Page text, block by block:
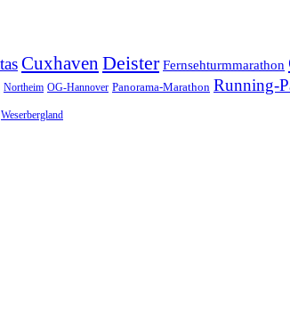
Cuxhaven Deister Fernsehturmmarathon
Northeim OG-Hannover Panorama-Marathon Running-
Weserbergland